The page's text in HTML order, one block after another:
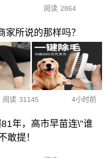
阅读 2864
所说的那样吗？
阅读 31145 4小时前
年，高市早苗连\"谁
敢提！